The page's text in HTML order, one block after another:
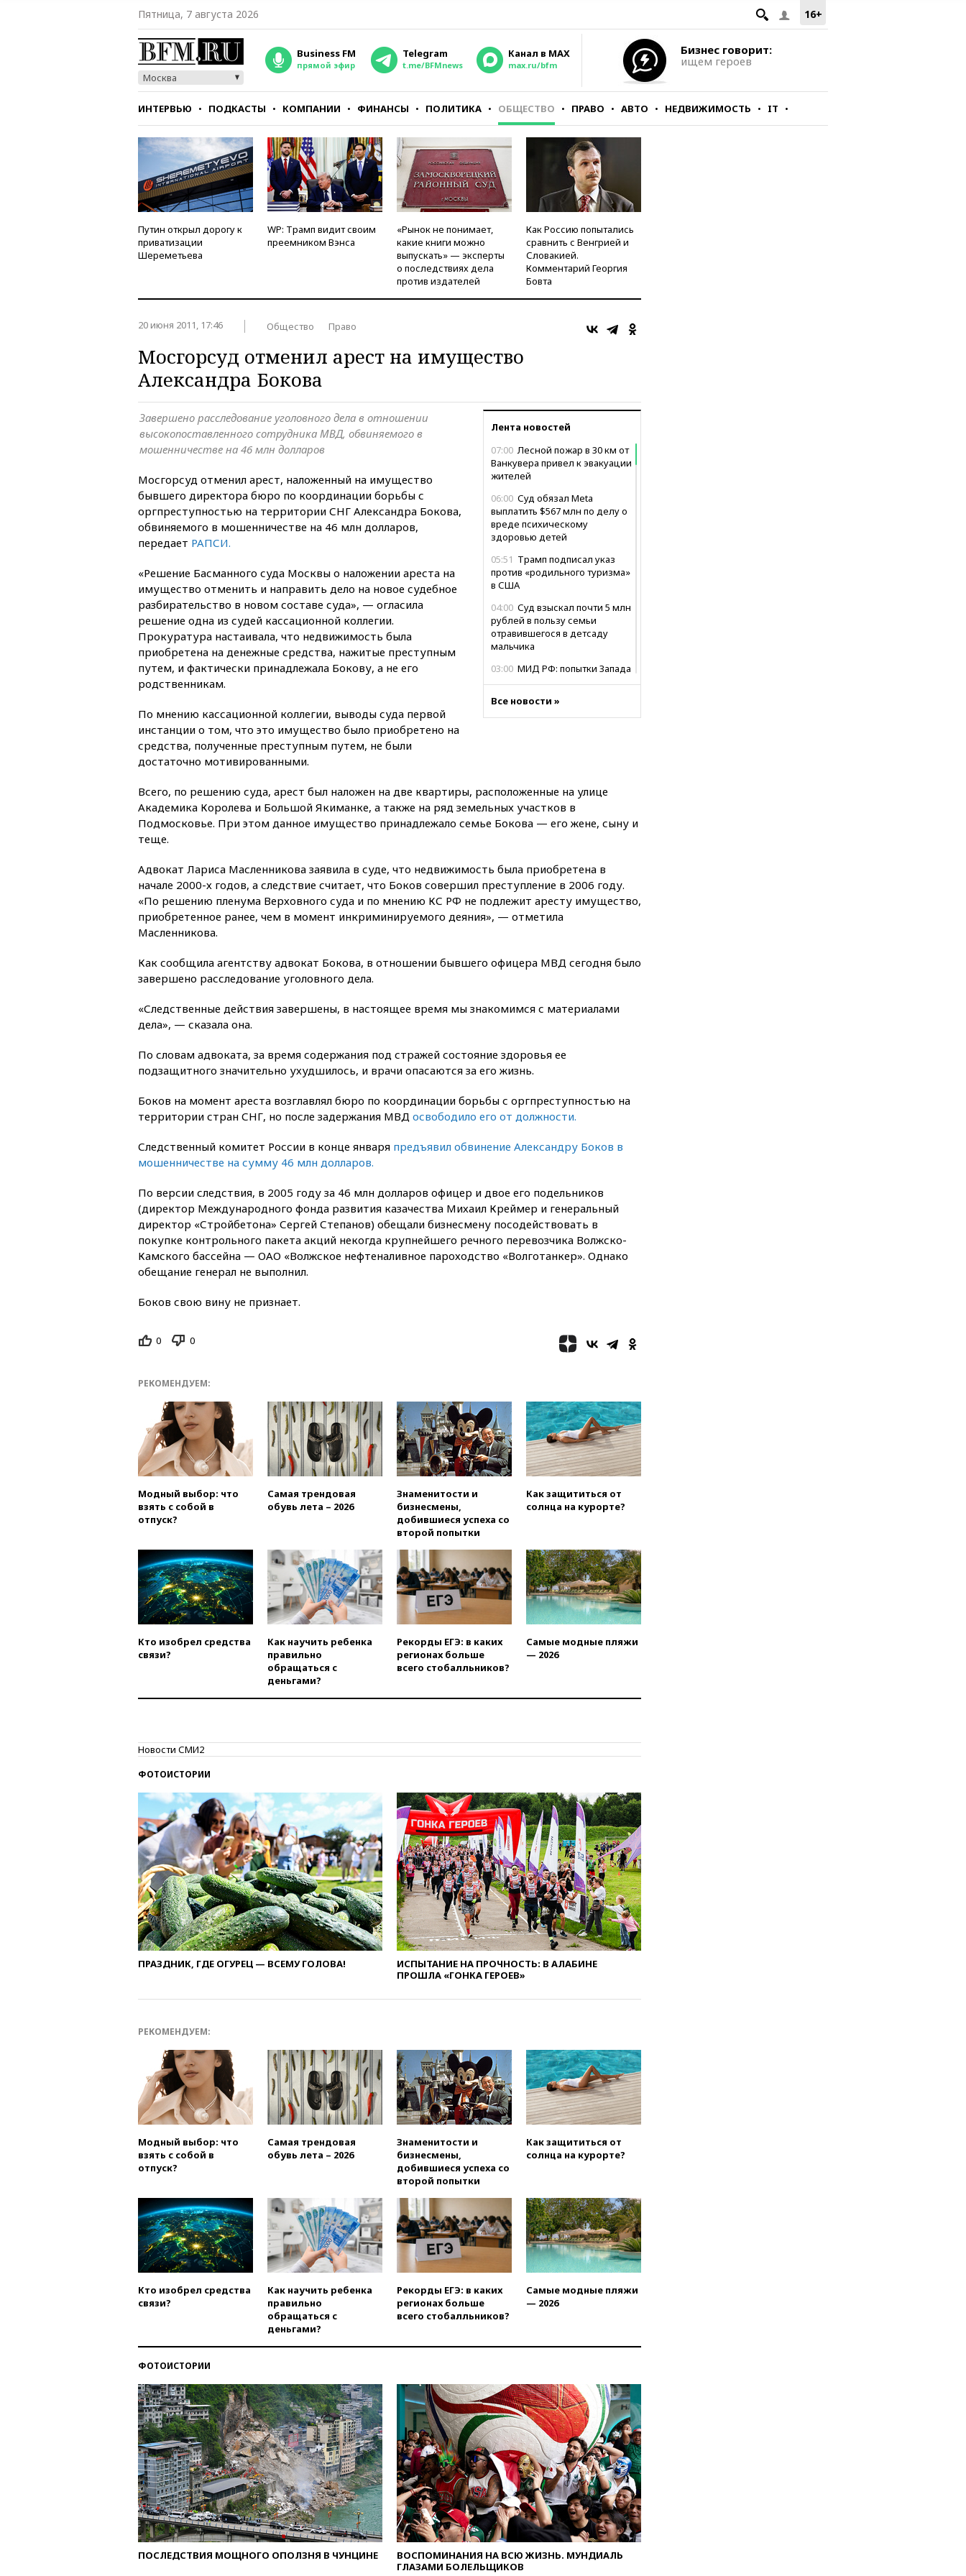
16+
Пятница, 7 августа 2026
Москва
Business FM
прямой эфир
Telegram
t.me/BFMnews
Канал в MAX
max.ru/bfm
Бизнес говорит:
ищем героев
ИНТЕРВЬЮ ПОДКАСТЫ КОМПАНИИ ФИНАНСЫ ПОЛИТИКА ОБЩЕСТВО ПРАВО АВТО НЕДВИЖИМОСТЬ IT
СТИЛЬ ТЕСТЫ
Путин открыл дорогу к
приватизации
Шереметьева
WP: Трамп видит своим
преемником Вэнса
«Рынок не понимает,
какие книги можно
выпускать» — эксперты
о последствиях дела
против издателей
Как Россию попытались
сравнить с Венгрией и
Словакией.
Комментарий Георгия
Бовта
20 июня 2011, 17:46 Общество Право
Мосгорсуд отменил арест на имущество
Александра Бокова
Лента новостей
07:00 Лесной пожар в 30 км от
Ванкувера привел к эвакуации
жителей
06:00 Суд обязал Meta
выплатить $567 млн по делу о
вреде психическому
здоровью детей
05:51 Трамп подписал указ
против «родильного туризма»
в США
04:00 Суд взыскал почти 5 млн
рублей в пользу семьи
отравившегося в детсаду
мальчика
03:00 МИД РФ: попытки Запада
02:00Ни один водоем Англии
ракетах и системах Patriot
00:01 Трамп заявил о
необходимости пополнения
признать «Яблоко»
нежелательной организацией
вчера, 23:15 В Смоленске
ребенок и женщина погибли
вчера, 22:55 В Москве в
вчера, 22:35 Винисиус
продлил контракт с «Реалом»
вчера, 22:28Отказаться от
российского гражданства
вчера, 22:20Путин назвал 76-ю
гвардейскую десантно-
добропольском направлении
вчера, 21:58 Генпрокуратура
признала нежелательным в
РФ американский Human
Rights Foundation
выиграл золото чемпионата
Европы в прыжках с 10-
концессии строительства ж/д
в Армении
вчера, 21:00В России вновь
обсуждают эксперимент по
онлайн-продаже алкоголя
вчера, 20:45 Матвиенко:
россиянам могут
рекомендовать не посещать
вчера, 20:35ПВО за день
сбила еще 281 украинский
беспилотник над Россией
вчера, 20:27Ямпольская
призвала оптимизировать
олимпиады для поступления в
вузы
вчера, 20:15Минтранс
предложил оплачивать
средств на ремонт
отмене ЕГЭ
вчера, 19:50Аэропорты Сочи и
Ярославля приостановили
работу
вчера, 19:35WP: Трамп
призвал доноров-
республиканцев поддержать
Вэнса на выборах 2028 года
вчера, 19:20Число ломбардов
в РФ превысило максимум
2022 года
вчера, 19:15
возобновили работу
званий добровольцам
вчера, 18:50Euractiv: восток
Финляндии приходит в упадок
без российских туристов
вчера, 18:35В Жуковском и
введены ограничения
вчера, 18:21
вчера, 18:15Четыре человека
пострадали при атаках ВСУ на
Белгородскую область
вчера, 18:00Совет мира
строительства военной базы в
Госдуму
получит «золотую акцию» в
управлении аэропортом
Шереметьево
вчера, 17:35Шесть человек
пострадали при ударе ВСУ по
автобусу в Запорожской
области
вчера, 17:25В аэропортах
Сочи и Геленджика сняты
ограничения
вчера, 17:17Власти РФ
помогут пострадавшему от
атак на склады Wildberries
Все новости »
Завершено расследование уголовного дела в отношении
высокопоставленного сотрудника МВД, обвиняемого в
мошенничестве на 46 млн долларов
Мосгорсуд отменил арест, наложенный на имущество
бывшего директора бюро по координации борьбы с
оргпреступностью на территории СНГ Александра Бокова,
обвиняемого в мошенничестве на 46 млн долларов,
передает РАПСИ.
«Решение Басманного суда Москвы о наложении ареста на
имущество отменить и направить дело на новое судебное
разбирательство в новом составе суда», — огласила
решение одна из судей кассационной коллегии.
Прокуратура настаивала, что недвижимость была
приобретена на денежные средства, нажитые преступным
путем, и фактически принадлежала Бокову, а не его
родственникам.
По мнению кассационной коллегии, выводы суда первой
инстанции о том, что это имущество было приобретено на
средства, полученные преступным путем, не были
достаточно мотивированными.
Всего, по решению суда, арест был наложен на две квартиры, расположенные на улице
Академика Королева и Большой Якиманке, а также на ряд земельных участков в
Подмосковье. При этом данное имущество принадлежало семье Бокова — его жене, сыну и
теще.
Адвокат Лариса Масленникова заявила в суде, что недвижимость была приобретена в
начале 2000-х годов, а следствие считает, что Боков совершил преступление в 2006 году.
«По решению пленума Верховного суда и по мнению КС РФ не подлежит аресту имущество,
приобретенное ранее, чем в момент инкриминируемого деяния», — отметила
Масленникова.
Как сообщила агентству адвокат Бокова, в отношении бывшего офицера МВД сегодня было
завершено расследование уголовного дела.
«Следственные действия завершены, в настоящее время мы знакомимся с материалами
дела», — сказала она.
По словам адвоката, за время содержания под стражей состояние здоровья ее
подзащитного значительно ухудшилось, и врачи опасаются за его жизнь.
Боков на момент ареста возглавлял бюро по координации борьбы с оргпреступностью на
территории стран СНГ, но после задержания МВД освободило его от должности.
Следственный комитет России в конце января предъявил обвинение Александру Боков в
мошенничестве на сумму 46 млн долларов.
По версии следствия, в 2005 году за 46 млн долларов офицер и двое его подельников
(директор Международного фонда развития казачества Михаил Креймер и генеральный
директор «Стройбетона» Сергей Степанов) обещали бизнесмену посодействовать в
покупке контрольного пакета акций некогда крупнейшего речного перевозчика Волжско-
Камского бассейна — ОАО «Волжское нефтеналивное пароходство «Волготанкер». Однако
обещание генерал не выполнил.
Боков свою вину не признает.
0 0
РЕКОМЕНДУЕМ:
Модный выбор: что
взять с собой в
отпуск?
Самая трендовая
обувь лета – 2026
Знаменитости и
бизнесмены,
добившиеся успеха со
второй попытки
Как защититься от
солнца на курорте?
Кто изобрел средства
связи?
Как научить ребенка
правильно
обращаться с
деньгами?
Рекорды ЕГЭ: в каких
регионах больше
всего стобалльников?
Самые модные пляжи
— 2026
Новости СМИ2
ФОТОИСТОРИИ
ПРАЗДНИК, ГДЕ ОГУРЕЦ — ВСЕМУ ГОЛОВА!
ИСПЫТАНИЕ НА ПРОЧНОСТЬ: В АЛАБИНЕ
ПРОШЛА «ГОНКА ГЕРОЕВ»
РЕКОМЕНДУЕМ:
Модный выбор: что
взять с собой в
отпуск?
Самая трендовая
обувь лета – 2026
Знаменитости и
бизнесмены,
добившиеся успеха со
второй попытки
Как защититься от
солнца на курорте?
Кто изобрел средства
связи?
Как научить ребенка
правильно
обращаться с
деньгами?
Рекорды ЕГЭ: в каких
регионах больше
всего стобалльников?
Самые модные пляжи
— 2026
ФОТОИСТОРИИ
ПОСЛЕДСТВИЯ МОЩНОГО ОПОЛЗНЯ В ЧУНЦИНЕ
ВОСПОМИНАНИЯ НА ВСЮ ЖИЗНЬ. МУНДИАЛЬ
ГЛАЗАМИ БОЛЕЛЬЩИКОВ